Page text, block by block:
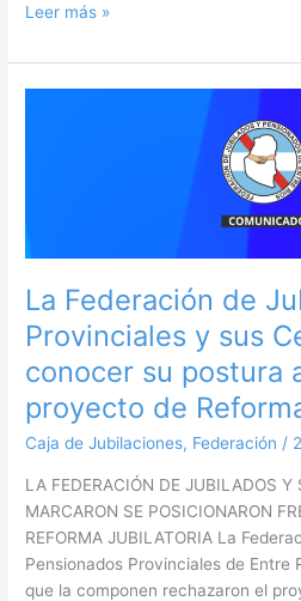
Leer más »
La Federación de
Provinciales y sus
conocer su postura
proyecto de
Caja de Jubilaciones, Federación /
LA FEDERACIÓN DE JUBILADOS Y
MARCARON SE POSICIONARON
REFORMA JUBILATORIA La
Pensionados Provinciales de Entre
que la componen rechazaron el
sus
Centros
dieron
a
conocer
postura
ante
proyecto
de
Reforma
Jubilatoria